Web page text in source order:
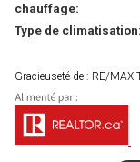
chauffage:
Type de climatisation:
Gracieuseté de : RE/MAX